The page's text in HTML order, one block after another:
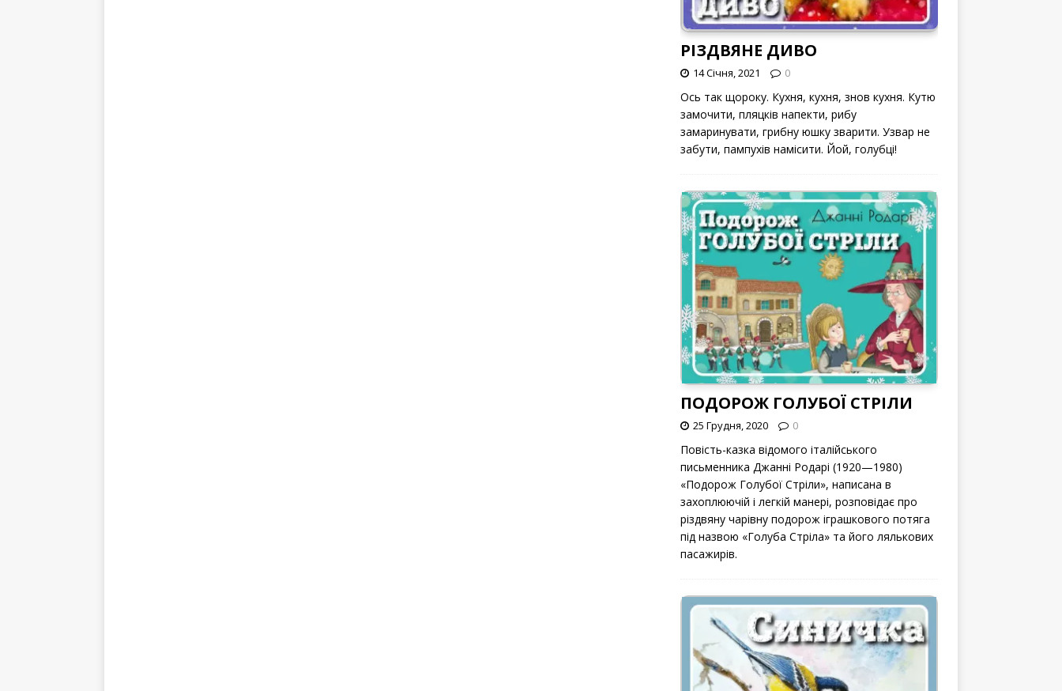
РІЗДВЯНЕ ДИВО
14 Січня, 2021 0
Ось так щороку. Кухня, кухня, знов кухня. Кутю
замочити, пляцків напекти, рибу
замаринувати, грибну юшку зварити. Узвар не
забути, пампухів намісити. Йой, голубці!
ПОДОРОЖ ГОЛУБОЇ СТРІЛИ
25 Грудня, 2020 0
Повість-казка відомого італійського
письменника Джанні Родарі (1920—1980)
«Подорож Голубої Стріли», написана в
захоплюючій і легкій манері, розповідає про
різдвяну чарівну подорож іграшкового потяга
під назвою «Голуба Стріла» та його лялькових
пасажирів.